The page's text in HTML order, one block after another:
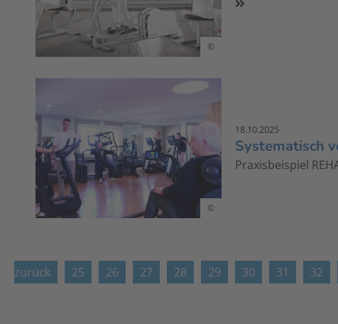
©
©
18.10.2025
Systematisch
Praxisbeispiel
zurück
25 26 27 28 29 30 31 32